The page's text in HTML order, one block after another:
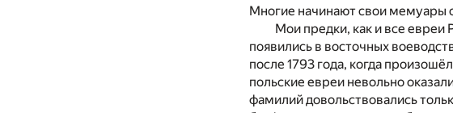
Многие начинают свои мемуары
Мои предки, как и все евреи
появились в восточных
после 1793 года, когда
польские евреи невольно
фамилий довольствовались